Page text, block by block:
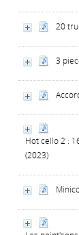
20
3
Hot cello 2 :
(2023)